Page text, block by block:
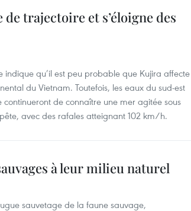
trajectoire et s’éloigne des
indique qu’il est peu probable que Kujira affecte
du Vietnam. Toutefois, les eaux du sud-est
de connaître une mer agitée sous
avec des rafales atteignant 102 km/h.
à leur milieu naturel
sauvetage de la faune sauvage,